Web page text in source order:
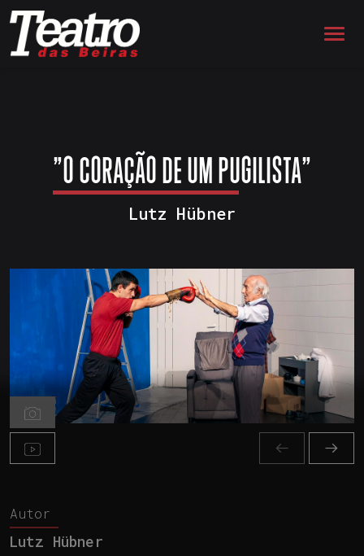
"O CORAÇÃO DE UM PUGILISTA"
Lutz Hübner
Autor
Lutz Hübner